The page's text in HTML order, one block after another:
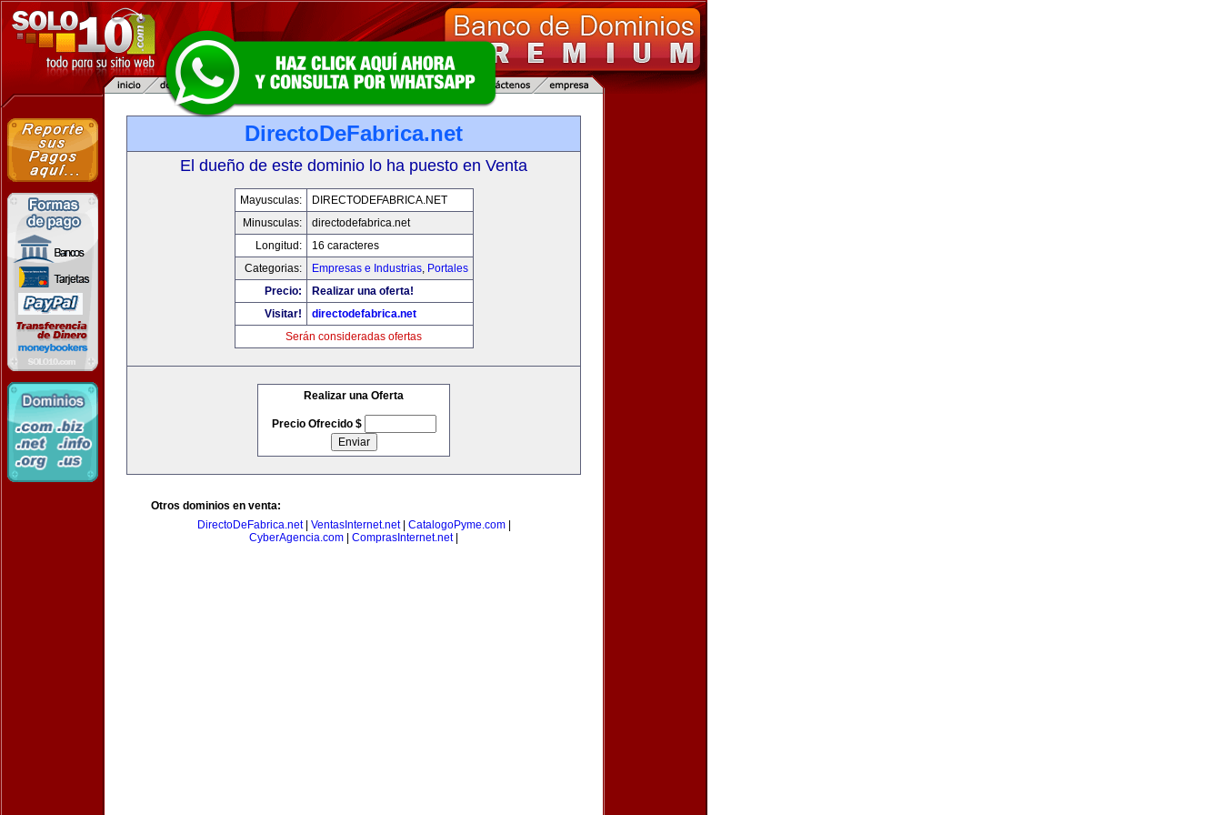
DirectoDeFabrica.net
El dueño de este dominio lo ha puesto en Venta
Mayusculas:
DIRECTODEFABRICA.NET
Minusculas:
directodefabrica.net
Longitud:
16 caracteres
Categorias:
Empresas e Industrias, Portales
Precio:
Realizar una oferta!
Visitar!
directodefabrica.net
Serán consideradas ofertas
Realizar una Oferta
Precio Ofrecido $
Otros dominios en venta:
DirectoDeFabrica.net| VentasInternet.net| CatalogoPyme.com|
CyberAgencia.com
ComprasInternet.net|